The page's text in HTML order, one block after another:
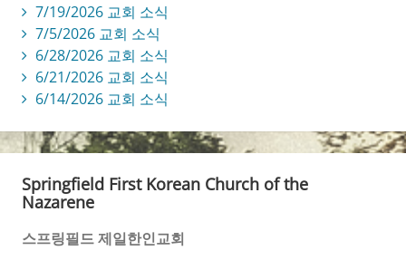
7/19/2026 교회 소식
7/5/2026 교회 소식
6/28/2026 교회 소식
6/21/2026 교회 소식
6/14/2026 교회 소식
Springfield First Korean Church of the
Nazarene
스프링필드 제일한인교회